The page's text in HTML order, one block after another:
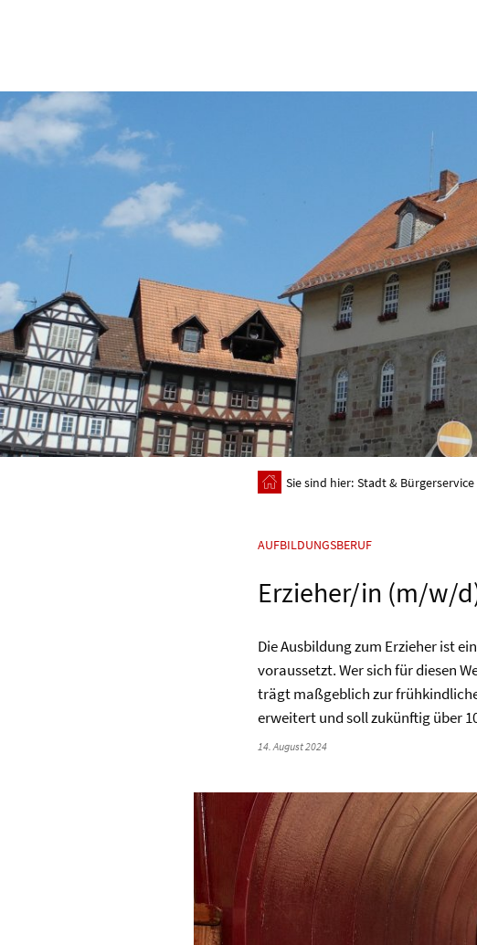
Sie sind hier: Stadt & Bürgerservice
AUFBILDUNGSBERUF
Erzieher/in (m/w/
Die Ausbildung zum Erzieher ist
voraussetzt. Wer sich für diesen
trägt maßgeblich zur
erweitert und soll zukünftig über
14. August 2024